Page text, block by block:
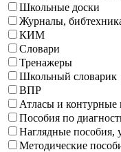
Школьные доски
Журналы,
КИМ
Словари
Тренажеры
Школьный словарик
ВПР
Атласы и контурные
Пособия по
Наглядные пособия,
Методические